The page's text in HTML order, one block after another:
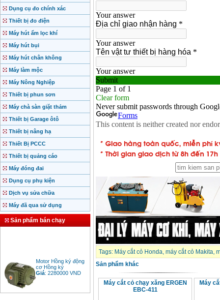
Dụng cụ đo chính xác
Thiết bị đo điện
Máy hút ẩm lọc khí
Máy hút bụi
Máy hút chân không
Máy làm mộc
Máy Nông Nghiệp
Thiết bị phun sơn
Máy chà sàn giặt thảm
Thiết bị Garage ôtô
Thiết bị nâng hạ
Thiết Bị PCCC
Thiết bị quảng cáo
Máy đóng đai
Dụng cụ phụ kiện
Dịch vụ sửa chữa
Máy đã qua sử dụng
Sản phẩm bán chạy
Motor Hồng ký động
cơ Hồng ký
Giá :2280000 VND
Tags: Máy cắt cỏ Honda, máy cắt cỏ Makita,
Sản phẩm khác
Máy cắt cỏ chạy xăng ERGEN
EBC-411
Máy